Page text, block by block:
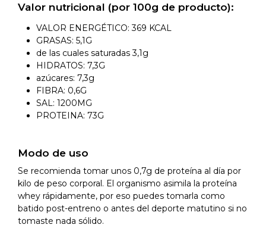
Valor nutricional (por 100g de producto):
VALOR ENERGÉTICO: 369 KCAL
GRASAS: 5,1G
de las cuales saturadas 3,1g
HIDRATOS: 7,3G
azúcares: 7,3g
FIBRA: 0,6G
SAL: 1200MG
PROTEINA: 73G
Modo de uso
Se recomienda tomar unos 0,7g de proteína al día por
kilo de peso corporal. El organismo asimila la proteína
whey rápidamente, por eso puedes tomarla como
batido post-entreno o antes del deporte matutino si no
tomaste nada sólido.